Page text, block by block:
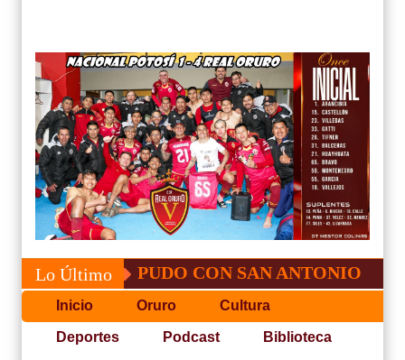
Lo Último
NO PUDO CON SAN ANTONIO
Inicio Oruro Cultura
Deportes Podcast Biblioteca